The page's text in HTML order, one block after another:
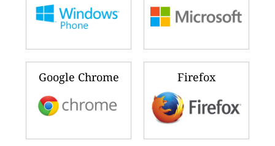
Google Chrome Firefox